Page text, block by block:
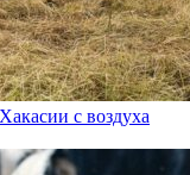
с воздуха